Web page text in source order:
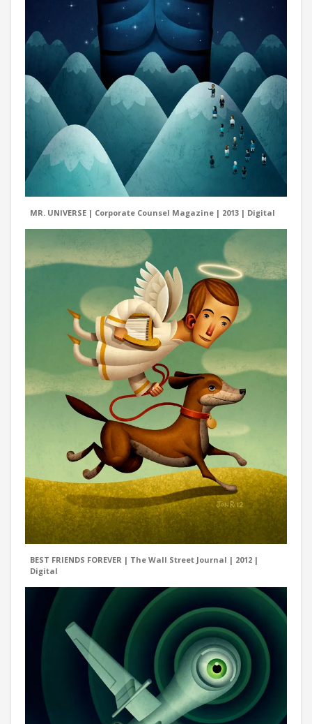
MR. UNIVERSE | Corporate Counsel Magazine | 2013 | Digital
BEST FRIENDS FOREVER | The Wall Street Journal | 2012 |
Digital